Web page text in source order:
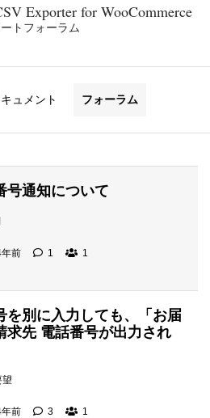
Exporter for WooCommerce
トフォーラム
キュメント フォーラム
号通知について
前 1 1
を別に入力しても、「お届
求先 電話番号が出力され
望
前 3 1